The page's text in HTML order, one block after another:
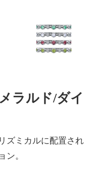
ラルド/ダイ
ズミカルに配置され
ン。